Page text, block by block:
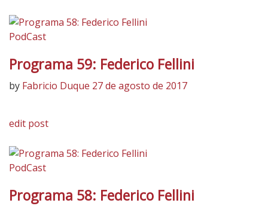
PodCast
Programa 59: Federico Fellini
by Fabricio Duque 27 de agosto de 2017
edit post
PodCast
Programa 58: Federico Fellini